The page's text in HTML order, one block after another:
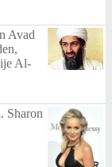
Avad
Al-
Sharon